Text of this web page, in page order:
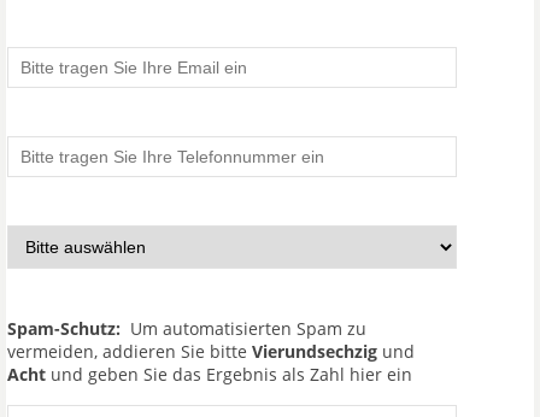
Spam-Schutz: Um automatisierten Spam zu
vermeiden, addieren Sie bitte Vierundsechzig und
Acht und geben Sie das Ergebnis als Zahl hier ein